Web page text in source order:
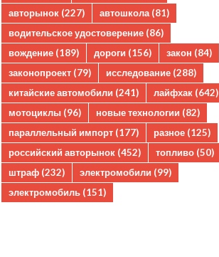
авторынок (227) автошкола (81)
водительское удостоверение (86)
вождение (189) дороги (156) закон (84)
законопроект (79) исследование (288)
китайские автомобили (241) лайфхак (642)
мотоциклы (96) новые технологии (82)
параллельный импорт (177) разное (125)
российский авторынок (452) топливо (50)
штраф (232) электромобили (99)
электромобиль (151)